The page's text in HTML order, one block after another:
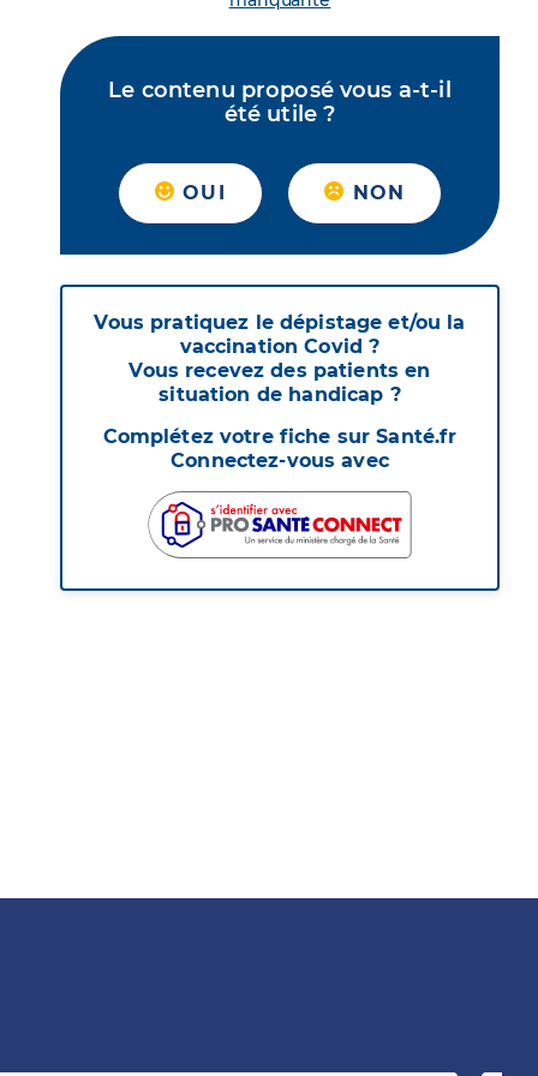
Le contenu proposé vous a-t-il
été utile ?
OUI NON
Vous pratiquez le dépistage et/ou la
vaccination Covid ?
Vous recevez des patients en
situation de handicap ?
Complétez votre fiche sur Santé.fr
Connectez-vous avec